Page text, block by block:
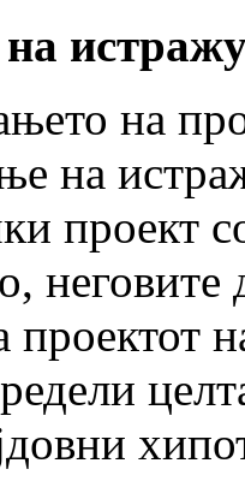
на
на
проект
проектот